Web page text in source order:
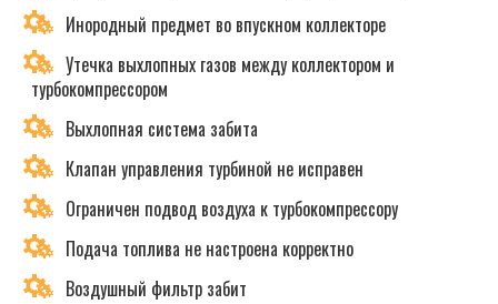
Инородный предмет во впускном коллекторе
Утечка выхлопных газов между коллектором и
турбокомпрессором
Выхлопная система забита
Клапан управления турбиной не исправен
Ограничен подвод воздуха к турбокомпрессору
Подача топлива не настроена корректно
Воздушный фильтр забит